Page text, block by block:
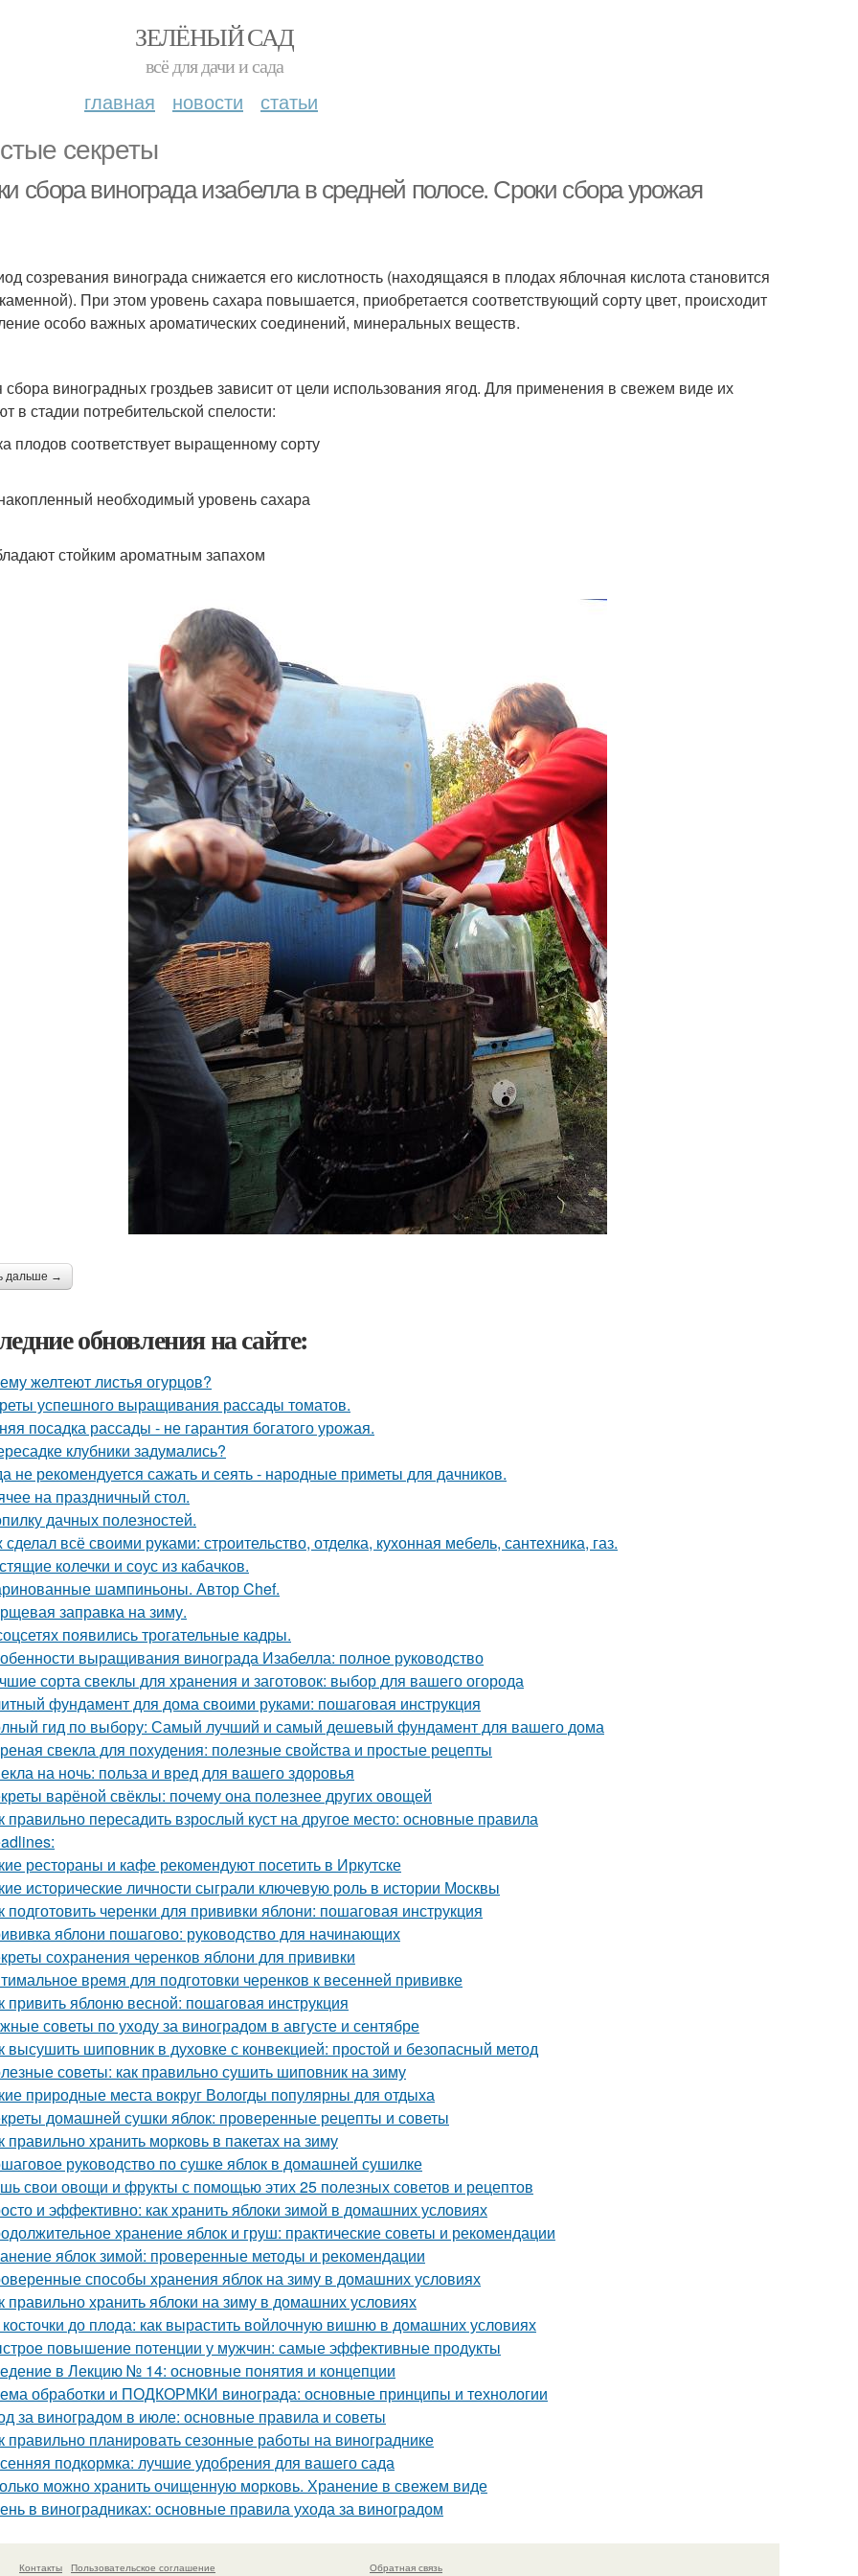
ЗЕЛЁНЫЙ САД
всё для дачи и сада
главная новости статьи
секреты
сбора винограда изабелла в средней полосе. Сроки сбора урожая
созревания винограда снижается его кислотность (находящаяся в плодах яблочная кислота становится
При этом уровень сахара повышается, приобретается соответствующий сорту цвет, происходит
особо важных ароматических соединений, минеральных веществ.
виноградных гроздьев зависит от цели использования ягод. Для применения в свежем виде их
в стадии потребительской спелости:
плодов соответствует выращенному сорту
необходимый уровень сахара
стойким ароматным запахом
дальше →
обновления на сайте:
желтеют листья огурцов?
успешного выращивания рассады томатов.
посадка рассады - не гарантия богатого урожая.
клубники задумались?
не рекомендуется сажать и сеять - народные приметы для дачников.
на праздничный стол.
дачных полезностей.
всё своими руками: строительство, отделка, кухонная мебель, сантехника, газ.
колечки и соус из кабачков.
шампиньоны. Автор Chef.
заправка на зиму.
появились трогательные кадры.
выращивания винограда Изабелла: полное руководство
сорта свеклы для хранения и заготовок: выбор для вашего огорода
фундамент для дома своими руками: пошаговая инструкция
гид по выбору: Самый лучший и самый дешевый фундамент для вашего дома
свекла для похудения: полезные свойства и простые рецепты
на ночь: польза и вред для вашего здоровья
варёной свёклы: почему она полезнее других овощей
правильно пересадить взрослый куст на другое место: основные правила
рестораны и кафе рекомендуют посетить в Иркутске
исторические личности сыграли ключевую роль в истории Москвы
подготовить черенки для прививки яблони: пошаговая инструкция
яблони пошагово: руководство для начинающих
сохранения черенков яблони для прививки
время для подготовки черенков к весенней прививке
привить яблоню весной: пошаговая инструкция
советы по уходу за виноградом в августе и сентябре
высушить шиповник в духовке с конвекцией: простой и безопасный метод
советы: как правильно сушить шиповник на зиму
природные места вокруг Вологды популярны для отдыха
домашней сушки яблок: проверенные рецепты и советы
правильно хранить морковь в пакетах на зиму
руководство по сушке яблок в домашней сушилке
свои овощи и фрукты с помощью этих 25 полезных советов и рецептов
и эффективно: как хранить яблоки зимой в домашних условиях
хранение яблок и груш: практические советы и рекомендации
яблок зимой: проверенные методы и рекомендации
способы хранения яблок на зиму в домашних условиях
правильно хранить яблоки на зиму в домашних условиях
до плода: как вырастить войлочную вишню в домашних условиях
повышение потенции у мужчин: самые эффективные продукты
в Лекцию № 14: основные понятия и концепции
обработки и ПОДКОРМКИ винограда: основные принципы и технологии
за виноградом в июле: основные правила и советы
правильно планировать сезонные работы на винограднике
подкормка: лучшие удобрения для вашего сада
можно хранить очищенную морковь. Хранение в свежем виде
в виноградниках: основные правила ухода за виноградом
Контакты Пользовательское соглашение Обратная связь